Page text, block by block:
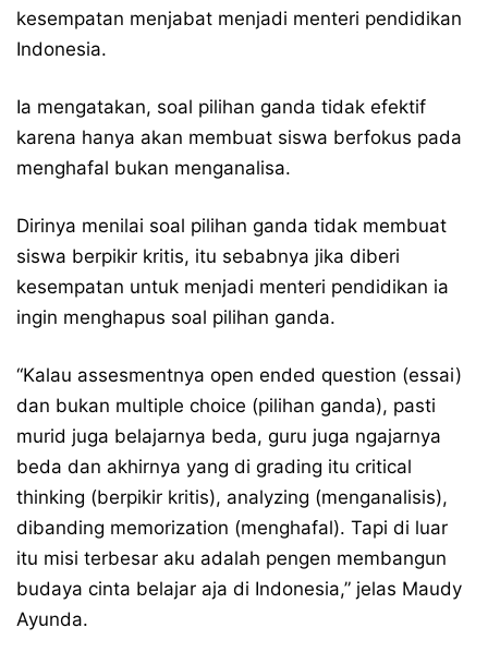
kesempatan menjabat menjadi menteri pendidikan
Indonesia.
Ia mengatakan, soal pilihan ganda tidak efektif
karena hanya akan membuat siswa berfokus pada
menghafal bukan menganalisa.
Dirinya menilai soal pilihan ganda tidak membuat
siswa berpikir kritis, itu sebabnya jika diberi
kesempatan untuk menjadi menteri pendidikan ia
ingin menghapus soal pilihan ganda.
“Kalau assesmentnya open ended question (essai)
dan bukan multiple choice (pilihan ganda), pasti
murid juga belajarnya beda, guru juga ngajarnya
beda dan akhirnya yang di grading itu critical
thinking (berpikir kritis), analyzing (menganalisis),
dibanding memorization (menghafal). Tapi di luar
itu misi terbesar aku adalah pengen membangun
budaya cinta belajar aja di Indonesia,” jelas Maudy
Ayunda.